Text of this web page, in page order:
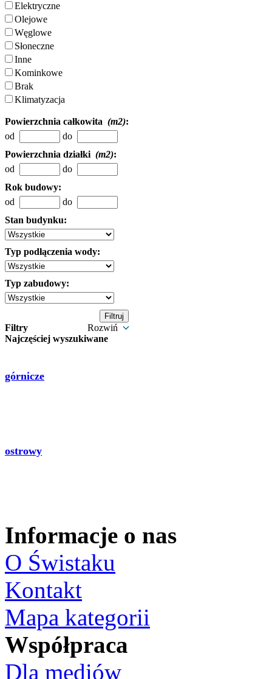
Elektryczne
Olejowe
Węglowe
Słoneczne
Inne
Kominkowe
Brak
Klimatyzacja
Powierzchnia całkowita (m2):
od
do
Powierzchnia działki (m2):
od
do
Rok budowy:
od
do
Stan budynku:
Typ podłączenia wody:
Typ zabudowy:
Filtry
Rozwiń
Najczęściej wyszukiwane
górnicze
ostrowy
Informacje o nas
O Świstaku
Kontakt
Mapa kategorii
Współpraca
Dla mediów